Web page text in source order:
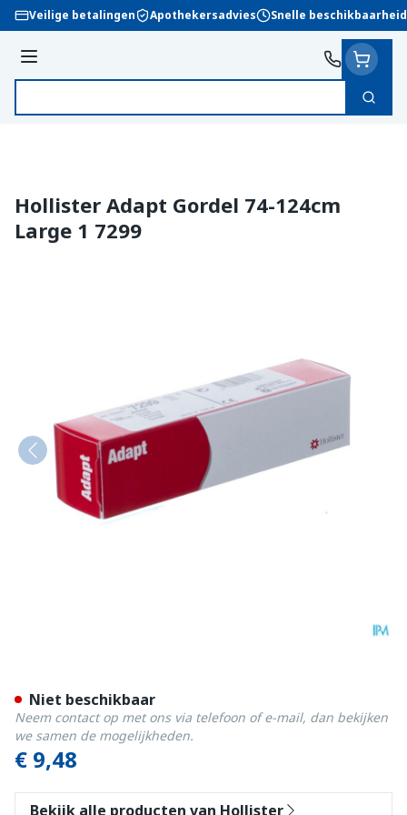
Ga naar de inhoud
Veilige betalingen Apothekersadvies Snelle beschikbaarheid
Menu
Zoek
Hollister Adapt Gordel 74-124cm
Large 1 7299
€ 9,48
Niet beschikbaar
Neem contact op met ons via telefoon of e-mail, dan bekijken
we samen de mogelijkheden.
Bekijk alle producten van Hollister